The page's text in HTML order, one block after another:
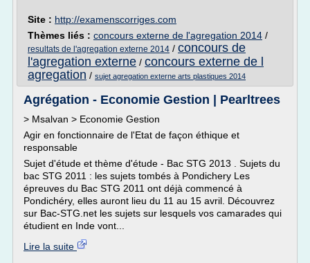
Site : http://examenscorriges.com
Thèmes liés : concours externe de l'agregation 2014 /
resultats de l'agregation externe 2014 / concours de
l'agregation externe / concours externe de l
agregation / sujet agregation externe arts plastiques 2014
Agrégation - Economie Gestion | Pearltrees
> Msalvan > Economie Gestion
Agir en fonctionnaire de l'Etat de façon éthique et
responsable
Sujet d'étude et thème d'étude - Bac STG 2013 . Sujets du
bac STG 2011 : les sujets tombés à Pondichery Les
épreuves du Bac STG 2011 ont déjà commencé à
Pondichéry, elles auront lieu du 11 au 15 avril. Découvrez
sur Bac-STG.net les sujets sur lesquels vos camarades qui
étudient en Inde vont...
Lire la suite